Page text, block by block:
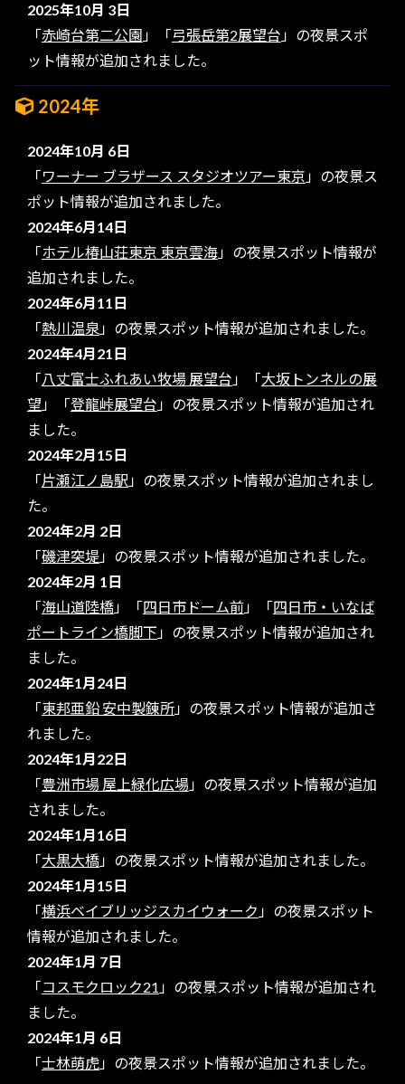
2025年10月 3日
「赤崎台第二公園 」「弓張岳第2展望台 」の夜景スポ
ット情報が追加されました。
2024年
2024年10月 6日
「ワーナー ブラザース スタジオツアー東京 」の夜景ス
ポット情報が追加されました。
2024年6月14日
「ホテル椿山荘東京 東京雲海」の夜景スポット情報が
追加されました。
2024年6月11日
「熱川温泉 」の夜景スポット情報が追加されました。
2024年4月21日
「八丈富士ふれあい牧場 展望台 」「大坂トンネルの展
望 」「登龍峠展望台 」の夜景スポット情報が追加され
ました。
2024年2月15日
「片瀬江ノ島駅 」の夜景スポット情報が追加されまし
た。
2024年2月 2日
「磯津突堤」の夜景スポット情報が追加されました。
2024年2月 1日
「海山道陸橋」「四日市ドーム前」「四日市・いなば
ポートライン橋脚下 」の夜景スポット情報が追加され
ました。
2024年1月24日
「東邦亜鉛 安中製錬所」の夜景スポット情報が追加さ
れました。
2024年1月22日
「豊洲市場 屋上緑化広場 」の夜景スポット情報が追加
されました。
2024年1月16日
「大黒大橋」の夜景スポット情報が追加されました。
2024年1月15日
「横浜ベイブリッジスカイウォーク 」の夜景スポット
情報が追加されました。
2024年1月 7日
「コスモクロック21 」の夜景スポット情報が追加され
ました。
2024年1月 6日
「士林萌虎」の夜景スポット情報が追加されました。